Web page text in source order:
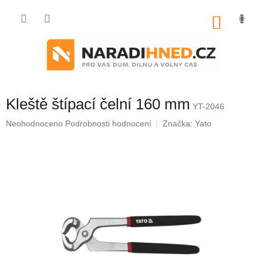
Kleště štípací čelní 160 mm YT-2046
Průměrné
Neohodnoceno Podrobnosti hodnocení Značka: Yato